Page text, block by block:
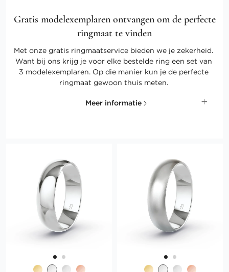
Gratis modelexemplaren ontvangen om de perfecte
ringmaat te vinden
Met onze gratis ringmaatservice bieden we je zekerheid.
Want bij ons krijg je voor elke bestelde ring een set van
3 modelexemplaren. Op die manier kun je de perfecte
ringmaat gewoon thuis meten.
Meer informatie